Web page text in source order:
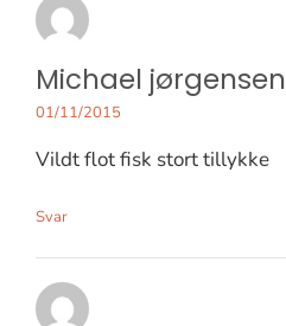
Michael jørgensen
01/11/2015
Vildt flot fisk stort tillykke
Svar